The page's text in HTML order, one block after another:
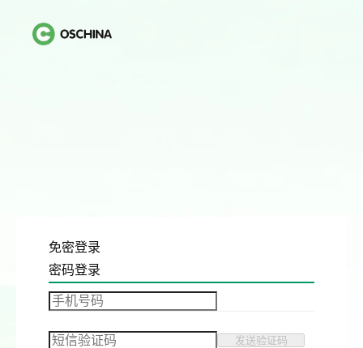
免密登录
密码登录
发送验证码